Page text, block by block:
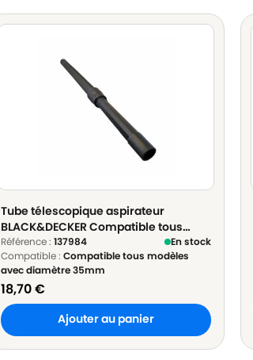
Tube télescopique aspirateur
BLACK&DECKER Compatible tous
modèles avec diamètre 35mm en
Plastique - ø 35mm Longueur 60cm à
100cm
Référence : 137984
En stock
Compatible : Compatible tous modèles
avec diamètre 35mm
18,70€
Ajouter au panier